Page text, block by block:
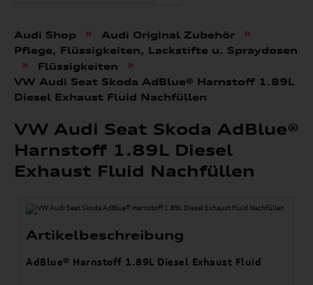
Audi Shop » Audi Original Zubehör »
Pflege, Flüssigkeiten, Lackstifte u. Spraydosen
» Flüssigkeiten »
VW Audi Seat Skoda AdBlue® Harnstoff 1.89L
Diesel Exhaust Fluid Nachfüllen
VW Audi Seat Skoda AdBlue®
Harnstoff 1.89L Diesel
Exhaust Fluid Nachfüllen
Artikelbeschreibung
AdBlue® Harnstoff 1.89L Diesel Exhaust Fluid